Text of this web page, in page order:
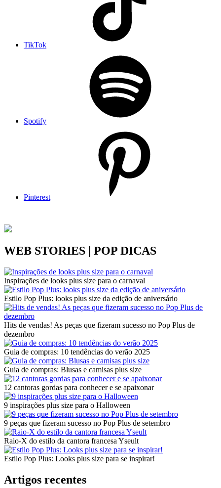
TikTok
Spotify
Pinterest
WEB STORIES | POP DICAS
Inspirações de looks plus size para o carnaval
Estilo Pop Plus: looks plus size da edição de aniversário
Hits de vendas! As peças que fizeram sucesso no Pop Plus de
dezembro
Guia de compras: 10 tendências do verão 2025
Guia de compras: Blusas e camisas plus size
12 cantoras gordas para conhecer e se apaixonar
9 inspirações plus size para o Halloween
9 peças que fizeram sucesso no Pop Plus de setembro
Raio-X do estilo da cantora francesa Yseult
Estilo Pop Plus: Looks plus size para se inspirar!
Artigos recentes